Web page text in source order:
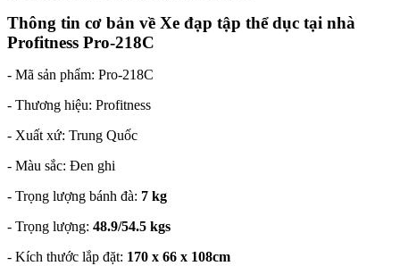
Thông tin cơ bản về Xe đạp tập thể dục tại nhà
Profitness Pro-218C
- Mã sản phẩm: Pro-218C
- Thương hiệu: Profitness
- Xuất xứ: Trung Quốc
- Màu sắc: Đen ghi
- Trọng lượng bánh đà: 7 kg
- Trọng lượng: 48.9/54.5 kgs
- Kích thước lắp đặt: 170 x 66 x 108cm